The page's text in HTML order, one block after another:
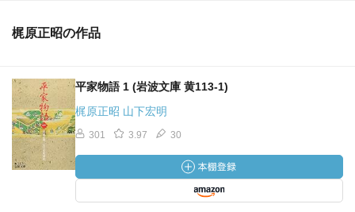
梶原正昭の作品
平家物語 1 (岩波文庫 黄113-1)
梶原正昭 山下宏明
301 3.97 30